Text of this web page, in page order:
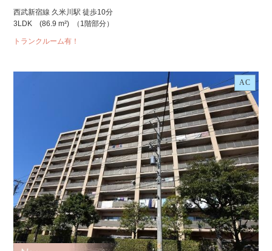
西武新宿線 久米川駅 徒歩10分
3LDK
(86.9 m²) （1階部分）
トランクルーム有！
AC